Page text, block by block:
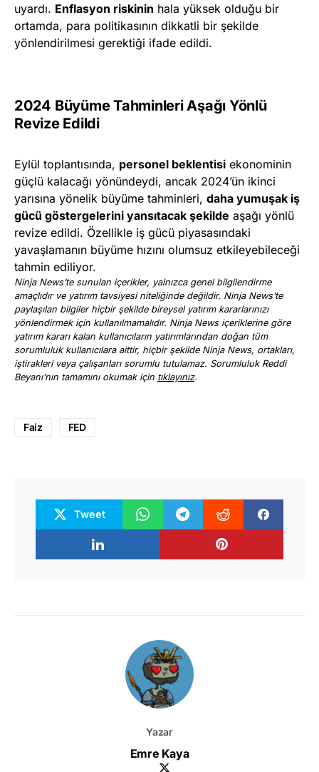
uyardı. Enflasyon riskinin hala yüksek olduğu bir
ortamda, para politikasının dikkatli bir şekilde
yönlendirilmesi gerektiği ifade edildi.
2024 Büyüme Tahminleri Aşağı Yönlü
Revize Edildi
Eylül toplantısında, personel beklentisi ekonominin
güçlü kalacağı yönündeydi, ancak 2024’ün ikinci
yarısına yönelik büyüme tahminleri, daha yumuşak iş
gücü göstergelerini yansıtacak şekilde aşağı yönlü
revize edildi. Özellikle iş gücü piyasasındaki
yavaşlamanın büyüme hızını olumsuz etkileyebileceği
tahmin ediliyor.
Ninja News’te sunulan içerikler, yalnızca genel bilgilendirme
amaçlıdır ve yatırım tavsiyesi niteliğinde değildir. Ninja News’te
paylaşılan bilgiler hiçbir şekilde bireysel yatırım kararlarınızı
yönlendirmek için kullanılmamalıdır. Ninja News içeriklerine göre
yatırım kararı kalan kullanıcıların yatırımlarından doğan tüm
sorumluluk kullanıcılara aittir, hiçbir şekilde Ninja News, ortakları,
iştirakleri veya çalışanları sorumlu tutulamaz. Sorumluluk Reddi
Beyanı’nın tamamını okumak için tıklayınız.
Faiz FED
Tweet
Yazar
Emre Kaya